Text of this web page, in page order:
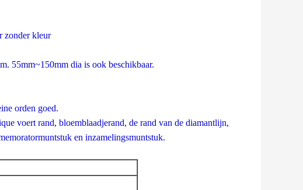
zonder kleur
55mm~150mm dia is ook beschikbaar.
orden goed.
voert rand, bloemblaadjerand, de rand van de diamantlijn,
en inzamelingsmuntstuk.